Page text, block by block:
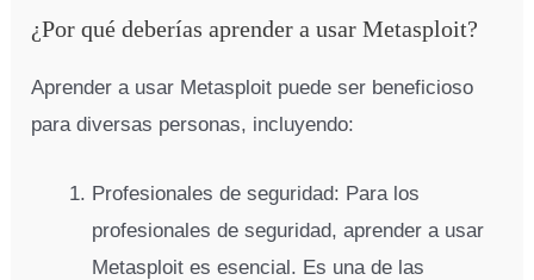
¿Por qué deberías aprender a usar Metasploit?
Aprender a usar Metasploit puede ser beneficioso
para diversas personas, incluyendo:
Profesionales de seguridad: Para los
profesionales de seguridad, aprender a usar
Metasploit es esencial. Es una de las